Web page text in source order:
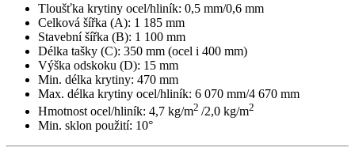
Tloušťka krytiny ocel/hliník: 0,5 mm/0,6 mm
Celková šířka (A): 1 185 mm
Stavební šířka (B): 1 100 mm
Délka tašky (C): 350 mm (ocel i 400 mm)
Výška odskoku (D): 15 mm
Min. délka krytiny: 470 mm
Max. délka krytiny ocel/hliník: 6 070 mm/4 670 mm
Hmotnost ocel/hliník: 4,7 kg/m2 /2,0 kg/m2
Min. sklon použití: 10°